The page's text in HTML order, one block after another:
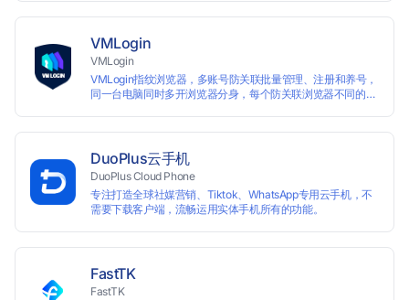
VMLogin
VMLogin
VMLogin指纹浏览器，多账号防关联批量管理、注册和养号，
同一台电脑同时多开浏览器分身，每个防关联浏览器不同的
DuoPlus云手机
DuoPlus Cloud Phone
专注打造全球社媒营销、Tiktok、WhatsApp专用云手机，不
需要下载客户端，流畅运用实体手机所有的功能。
FastTK
FastTK